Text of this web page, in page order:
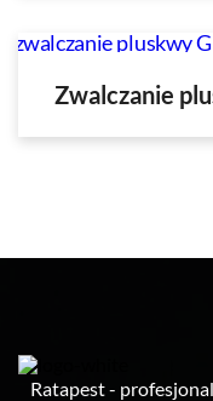
Zwalczanie
Ratapest -